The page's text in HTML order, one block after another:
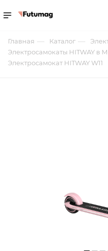
Главная — Каталог —
Электросамокаты HITWAY в
Электросамокат HITWAY W11